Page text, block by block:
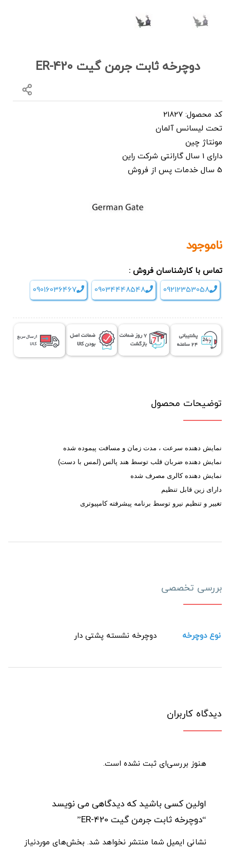
دوچرخه ثابت جرمن گیت ER-420
کد محصول: 21827
تحت لیسانس آلمان
مونتاژ چین
دارای 1 سال گارانتی شرکت راین
5 سال خدمات پس از فروش
ناموجود
تماس با کارشناسان فروش :
09212353058
09034448548
09016036467
توضیحات محصول
نمایش دهنده سرعت ، مدت زمان و مسافت پیموده شده
نمایش دهنده ضربان قلب توسط هند پالس (لمس با دست)
نمایش دهنده کالری مصرف شده
دارای زین قابل تنظیم
تغییر و تنظیم نیرو توسط برنامه پیشرفته کامپیوتری
بررسی تخصصی
نوع دوچرخه دوچرخه نشسته پشتی دار
دیدگاه کاربران
هنوز بررسی‌ای ثبت نشده است.
اولین کسی باشید که دیدگاهی می نویسد
“دوچرخه ثابت جرمن گیت ER-420”
نشانی ایمیل شما منتشر نخواهد شد. بخش‌های موردنیاز